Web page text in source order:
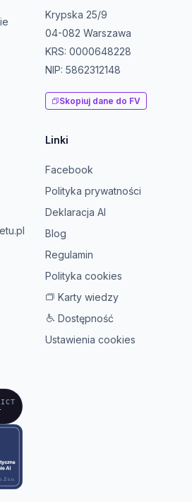
Krypska 25/9
04-082 Warszawa
KRS: 0000648228
NIP: 5862312148
Skopiuj dane do FV
Linki
Facebook
Polityka prywatności
Deklaracja AI
Blog
Regulamin
Polityka cookies
Karty wiedzy
Dostępność
Ustawienia cookies